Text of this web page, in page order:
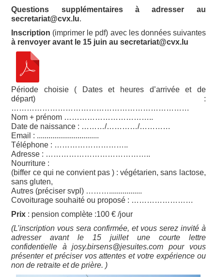
Questions supplémentaires à adresser au
secretariat@cvx.lu.
Inscription (imprimer le pdf) avec les données suivantes
à renvoyer avant le 15 juin au secretariat@cvx.lu
Période choisie ( Dates et heures d’arrivée et de
départ) :
……………………………………………………………
Nom + prénom ……………………………..
Date de naissance : ………/…………/…………
Email : ................................
Téléphone : ………………………..
Adresse : …………………………………..
Nourriture :
(biffer ce qui ne convient pas ) : végétarien, sans lactose,
sans gluten,
Autres (préciser svpl) ……….................
Covoiturage souhaité ou proposé : ……………………
Prix : pension complète :100 € /jour
(L’inscription vous sera confirmée, et vous serez invité à
adresser avant le 15 juillet une courte lettre
confidentielle à josy.birsens@jesuites.com pour vous
présenter et préciser vos attentes et votre expérience ou
non de retraite et de prière. )